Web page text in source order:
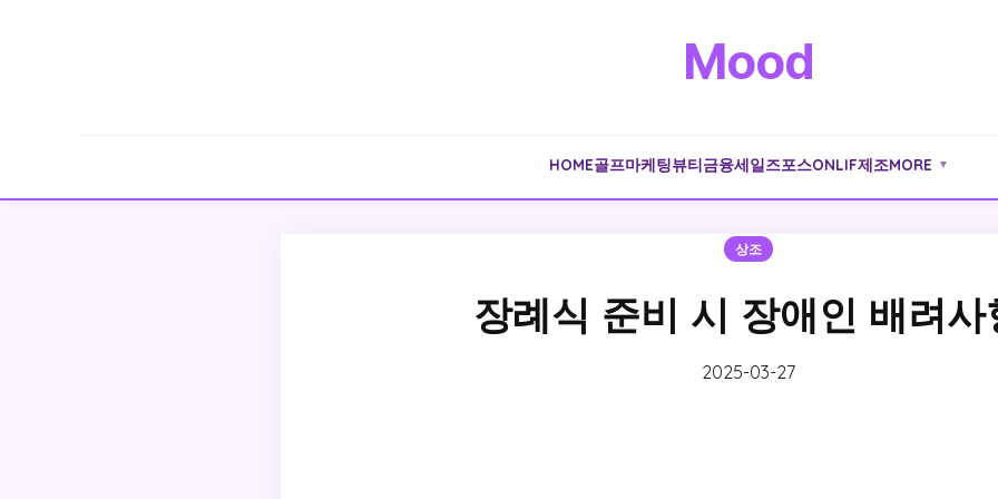
Mood
HOME골프마케팅뷰티금융세일즈포스ONLIF제조MORE ▼
상조
장례식 준비 시 장애인 배려사
2025-03-27